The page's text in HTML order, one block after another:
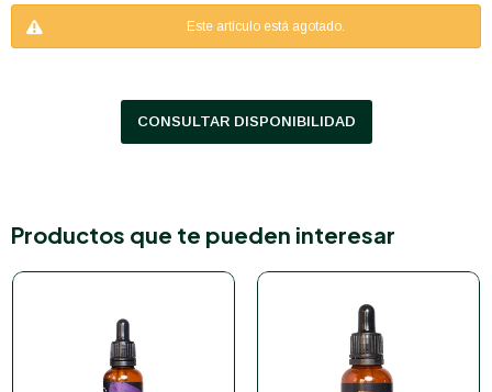
Este artículo está agotado.
CONSULTAR DISPONIBILIDAD
Productos que te pueden interesar